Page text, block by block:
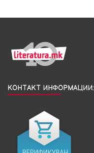
КОНТАКТ ИНФОРМАЦИИ: